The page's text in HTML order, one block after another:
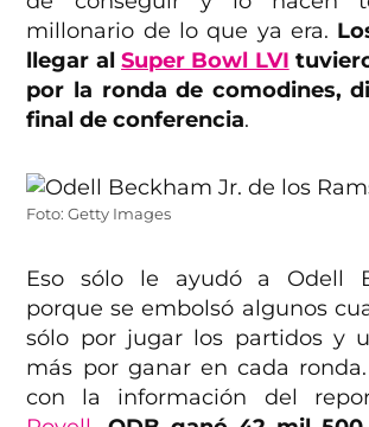
millonario de lo que ya era.
llegar alSuper Bowl LVI
por la ronda de comodines,
final de conferencia.
Foto: Getty Images
Eso sólo le ayudó a Odell
porque se embolsó algunos
sólo por jugar los partidos y
más por ganar en cada
con la información del